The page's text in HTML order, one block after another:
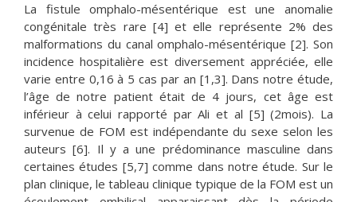
La fistule omphalo-mésentérique est une anomalie
congénitale très rare [4] et elle représente 2% des
malformations du canal omphalo-mésentérique [2]. Son
incidence hospitalière est diversement appréciée, elle
varie entre 0,16 à 5 cas par an [1,3]. Dans notre étude,
l’âge de notre patient était de 4 jours, cet âge est
inférieur à celui rapporté par Ali et al [5] (2mois). La
survenue de FOM est indépendante du sexe selon les
auteurs [6]. Il y a une prédominance masculine dans
certaines études [5,7] comme dans notre étude. Sur le
plan clinique, le tableau clinique typique de la FOM est un